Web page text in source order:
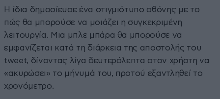
Η ίδια δημοσίευσε ένα στιγμιότυπο οθόνης με το
πώς θα μπορούσε να μοιάζει η συγκεκριμένη
λειτουργία. Μια μπλε μπάρα θα μπορούσε να
εμφανίζεται κατά τη διάρκεια της αποστολής του
tweet, δίνοντας λίγα δευτερόλεπτα στον χρήστη να
«ακυρώσει» το μήνυμά του, προτού εξαντληθεί το
χρονόμετρο.